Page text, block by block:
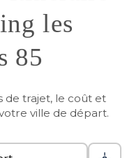
les
85
de trajet, le coût et
ville de départ.